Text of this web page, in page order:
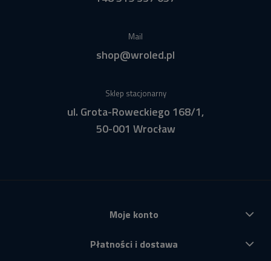
Mail
shop@wroled.pl
Sklep stacjonarny
ul. Grota-Roweckiego 168/1,
50-001 Wrocław
Moje konto
Płatności i dostawa